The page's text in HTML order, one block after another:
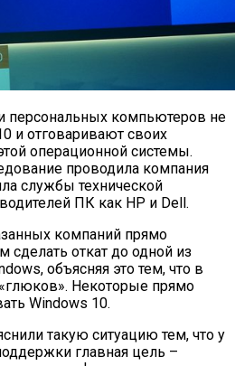
персональных компьютеров не
и отговаривают своих
операционной системы.
проводила компания
службы технической
ПК как HP и Dell.
компаний прямо
сделать откат до одной из
объясняя это тем, что в
Некоторые прямо
Windows 10.
такую ситуацию тем, что у
главная цель –